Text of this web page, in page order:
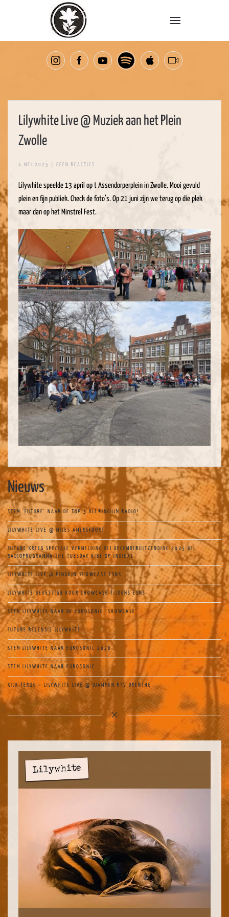
Overslaan en naar de inhoud gaan
Lilywhite Live @ Muziek aan het Plein
Zwolle
4 MEI 2025 GEEN REACTIES
@
MUZIEK
AAN
HET
Lilywhite speelde 13 april op t Assendorperplein in Zwolle. Mooi gevuld
plein en fijn publiek. Check de foto’s. Op 21 juni zijn we terug op die plek
maar dan op het Minstrel Fest.
Nieuws
STEM ‘FUTURE’ NAAR DE TOP 3 BIJ PINGUIN RADIO!
LILYWHITE LIVE @ MILES AMERSFOORT
FUTURE KREEG SPECIALE VERMELDING BIJ DECEMBERUITZENDING 2025 BIJ
RADIOPROGRAMMA THE TUESDAY VIBE OP INDIEXL
LILYWHITE LIVE @ PINGUIN SHOWCASE ESNS
LILYWHITE BEVESTIGD VOOR SHOWCASE TIJDENS ESNS
STEM LILYWHITE NAAR DE EUROSONIC `SHOWCASE’
FUTURE RECENSIE LILYWHITE
STEM LILYWHITE NAAR EUROSONIC 2026
STEM LILYWHITE NAAR EUROSONIC
KIJK TERUG – LILYWHITE LIVE @ DJAMMEN RTV DRENTHE